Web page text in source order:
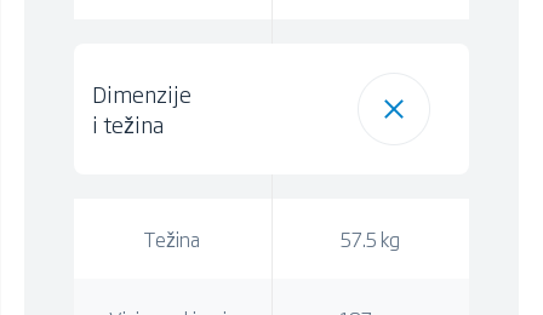
Dimenzije
i težina
Težina 57.5 kg